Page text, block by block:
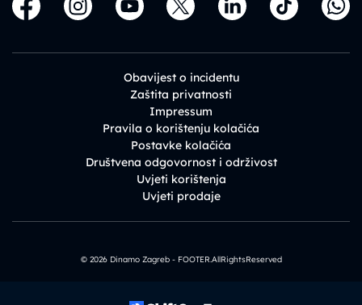
Obavijest o incidentu
Zaštita privatnosti
Impressum
Pravila o korištenju kolačića
Postavke kolačića
Društvena odgovornost i održivost
Uvjeti korištenja
Uvjeti prodaje
© 2026 Dinamo Zagreb - FOOTER.AllRightsReserved